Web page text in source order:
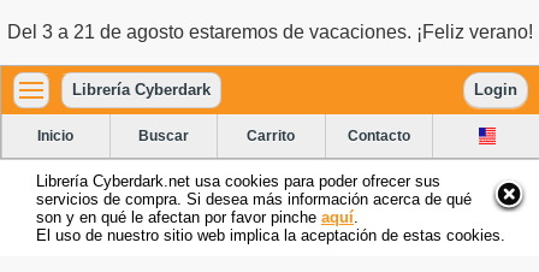
Del 3 a 21 de agosto estaremos de vacaciones. ¡Feliz verano!
Librería Cyberdark Login
Inicio Buscar Carrito Contacto
Librería Cyberdark.net usa cookies para poder ofrecer sus
servicios de compra. Si desea más información acerca de qué
son y en qué le afectan por favor pinche aquí
El uso de nuestro sitio web implica la aceptación de estas cookies.